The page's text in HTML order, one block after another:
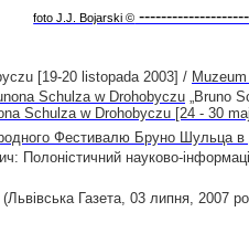
foto J.J. Bojarski ©
[19-20 listopada 2003] /
Schulza w Drohobyczu „Bruno
Schulza w Drohobyczu [24 - 30
Фестивалю Бруно Шульца в
Полоністичний науково-
Газета, 03 липня, 2007